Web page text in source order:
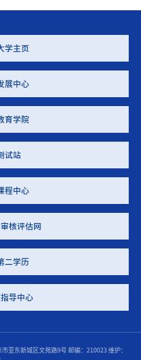
学主页
展中心
育学院
试站
程中心
核评估网
二学历
导中心
市亚东新城区文苑路9号 邮编：210023 维护：